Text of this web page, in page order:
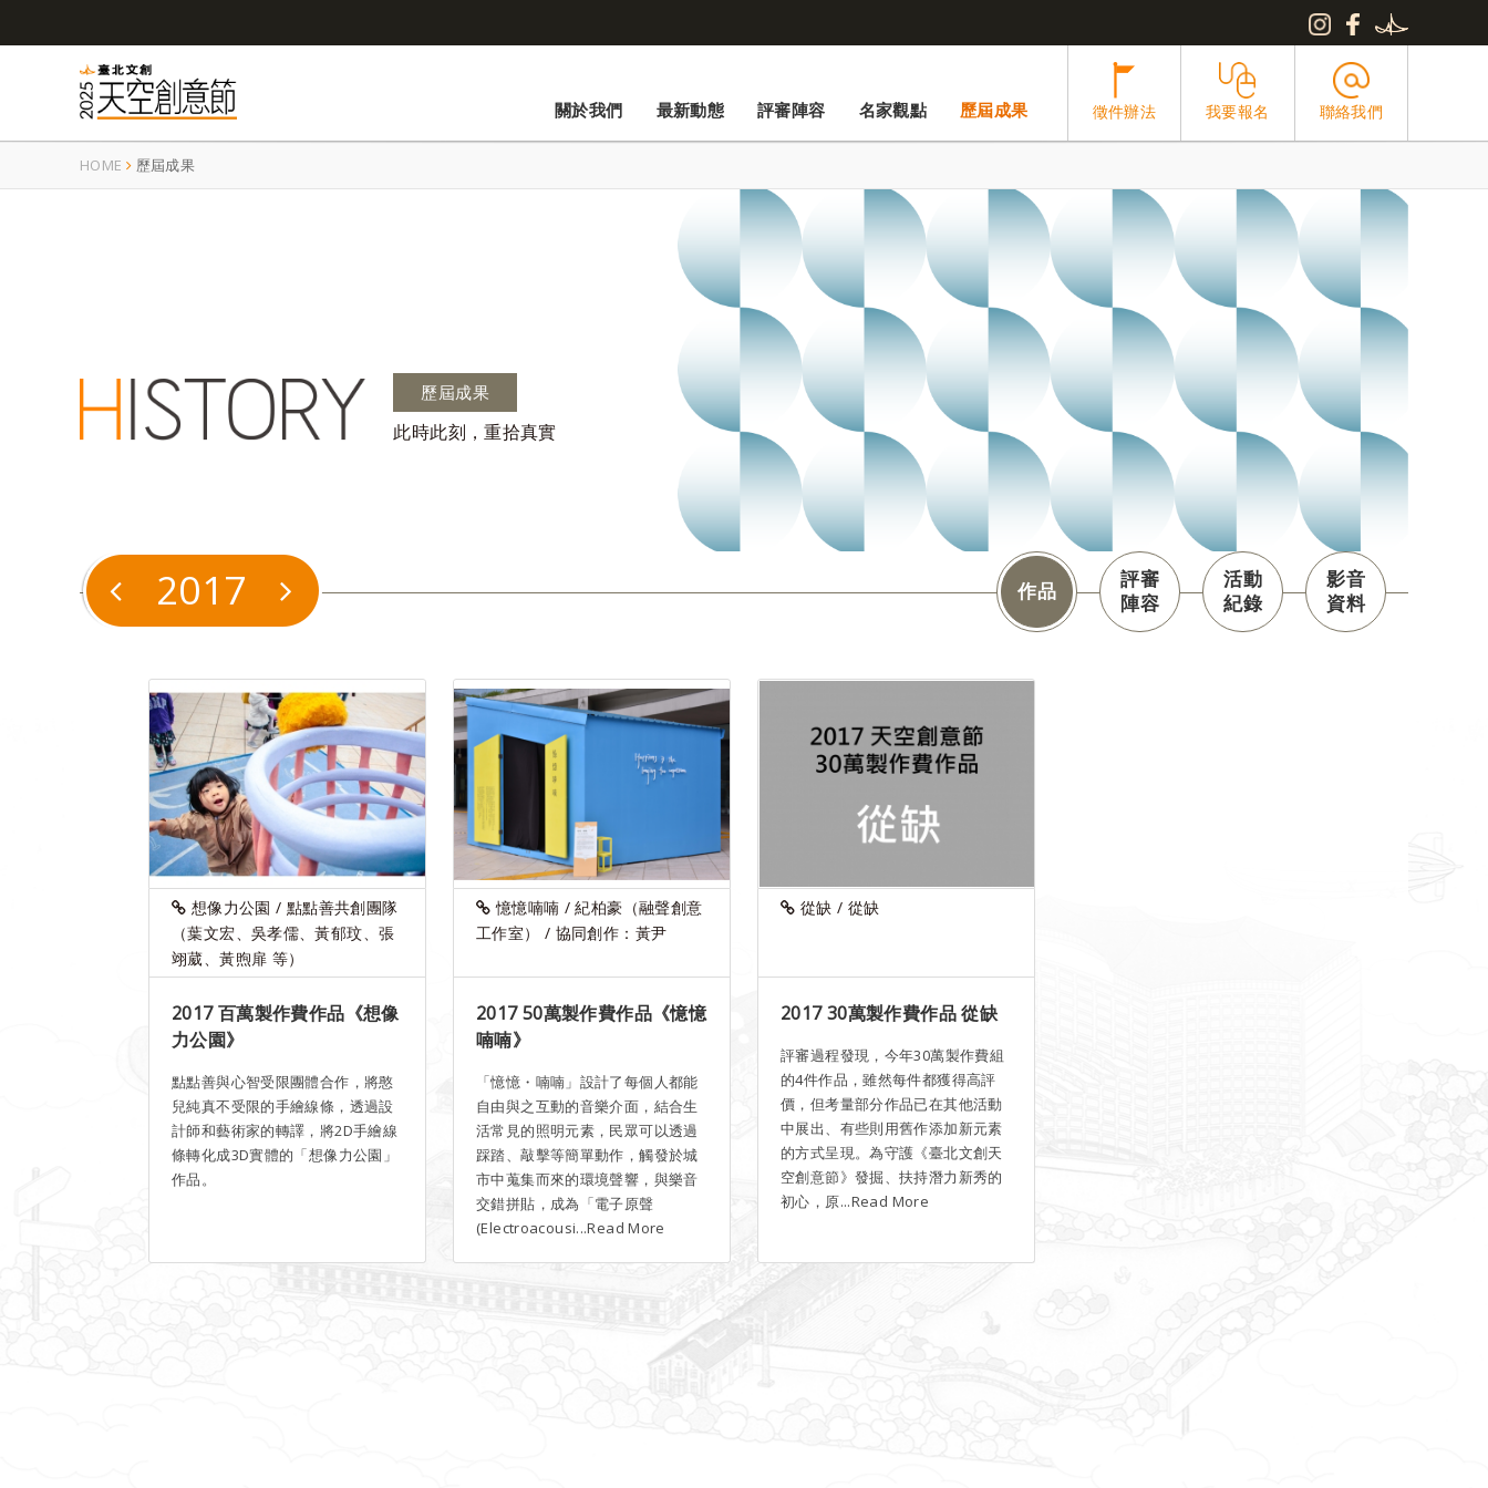
關於我們 最新動態 評審陣容 名家觀點 歷屆成果 徵件辦法 我要報名 聯絡我們
HOME 歷屆成果
歷屆成果
此時此刻，重拾真實
2017 作品
評審
陣容
活動
紀錄
影音
資料
想像力公園 / 點點善共創團隊
（葉文宏、吳孝儒、黃郁玟、張
翊葳、黃煦扉 等）
2017 百萬製作費作品《想像
力公園》
點點善與心智受限團體合作，將憨
兒純真不受限的手繪線條，透過設
計師和藝術家的轉譯，將2D手繪線
條轉化成3D實體的「想像力公園」
作品。
憶憶喃喃 / 紀柏豪（融聲創意
工作室） / 協同創作：黃尹
2017 50萬製作費作品《憶憶
喃喃》
「憶憶・喃喃」設計了每個人都能
自由與之互動的音樂介面，結合生
活常見的照明元素，民眾可以透過
踩踏、敲擊等簡單動作，觸發於城
市中蒐集而來的環境聲響，與樂音
交錯拼貼，成為「電子原聲
(Electroacousi...Read More
從缺 / 從缺
2017 30萬製作費作品 從缺
評審過程發現，今年30萬製作費組
的4件作品，雖然每件都獲得高評
價，但考量部分作品已在其他活動
中展出、有些則用舊作添加新元素
的方式呈現。為守護《臺北文創天
空創意節》發掘、扶持潛力新秀的
初心，原...Read More